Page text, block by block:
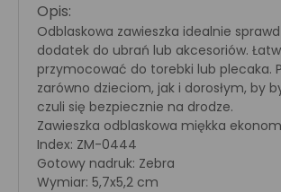
Opis:
Odblaskowa zawieszka idealnie
dodatek do ubrań lub akcesoriów.
przymocować do torebki lub plecaka.
zarówno dzieciom, jak i dorosłym, by
czuli się bezpiecznie na drodze.
Zawieszka odblaskowa miękka
Index: ZM-0444
Gotowy nadruk: Zebra
Wymiar: 5,7x5,2 cm